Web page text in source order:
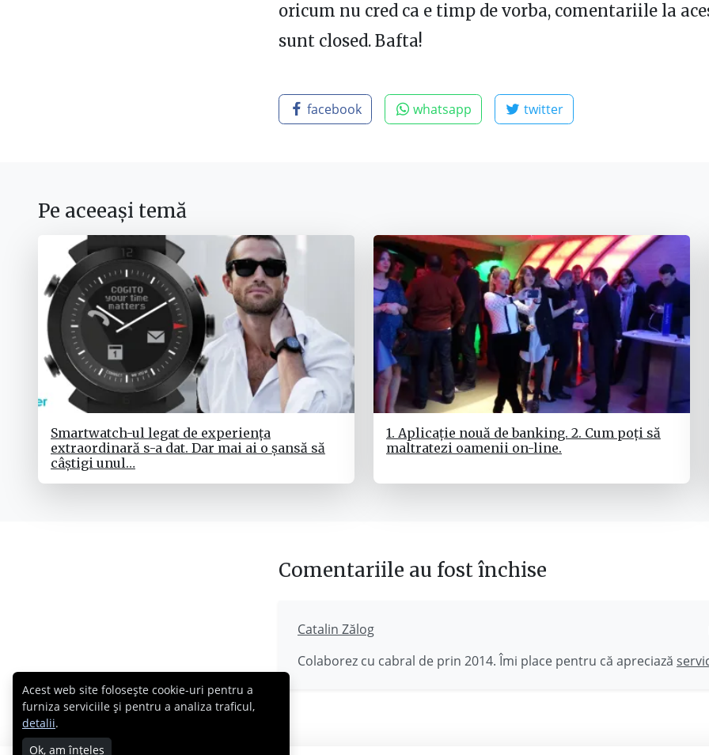
oricum nu cred ca e timp de vorba, comentariile la
sunt closed. Bafta!
facebook whatsapp twitter
Pe aceeași temă
Smartwatch-ul legat de experiența
extraordinară s-a dat. Dar mai ai o șansă să
câștigi unul…
1. Aplicație nouă de banking. 2. Cum poți să
maltratezi oamenii on-line.
Comentariile au fost închise
Catalin Zălog
Colaborez cu cabral de prin 2014. Îmi place pentru că apreciază
Acest web site folosește cookie-uri pentru a
furniza serviciile și pentru a analiza traficul,
detalii.
Ok, am înțeles